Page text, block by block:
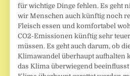
für wichtige Dinge fehlen. Es geht
wir Menschen auch künftig noch
Fleisch essen und komfortabel
CO2-Emissionen künftig sehr
müssen. Es geht auch darum, ob
Klimawandel überhaupt aufhalten
das Klima überwiegend beeinflusst